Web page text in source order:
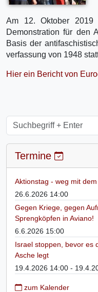
Am 12. Oktober
Demonstration für den
Basis der
verfassung von 1948
Hier ein Bericht von
Termine
Aktionstag - weg mit
26.6.2026 14:00
Gegen Kriege, gegen
Sprengköpfen in Aviano!
6.6.2026 15:00
Israel stoppen, bevor es
Asche legt
19.4.2026 14:00 -
zum Kalender